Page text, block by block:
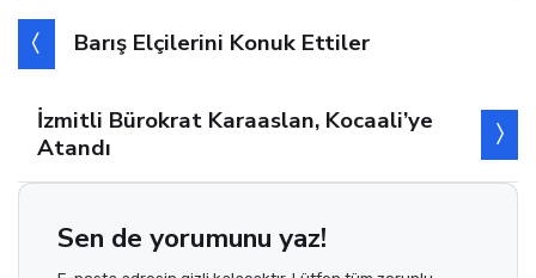
Barış Elçilerini Konuk Ettiler
İzmitli Bürokrat Karaaslan, Kocaali’ye
Atandı
Sen de yorumunu yaz!